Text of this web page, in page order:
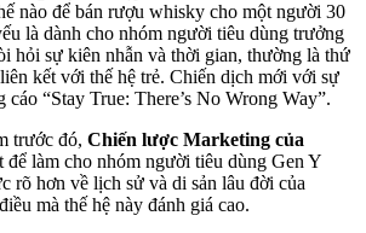
nào để bán rượu whisky cho một người 30
là dành cho nhóm người tiêu dùng trưởng
hỏi sự kiên nhẫn và thời gian, thường là thứ
kết với thế hệ trẻ. Chiến dịch mới với sự
cáo “Stay True: There’s No Wrong Way”.
trước đó, Chiến lược Marketing của
để làm cho nhóm người tiêu dùng Gen Y
rõ hơn về lịch sử và di sản lâu đời của
mà thế hệ này đánh giá cao.